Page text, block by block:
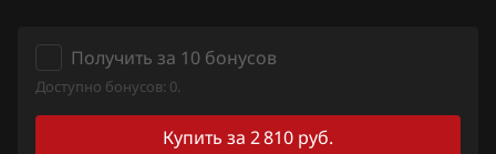
Ford
Forthing
Siemens Sim32
Valeo V40 (Sagem S3000 CAN)
Получить за 10 бонусов
Доступно бонусов: 0.
Купить за 2 810 руб.